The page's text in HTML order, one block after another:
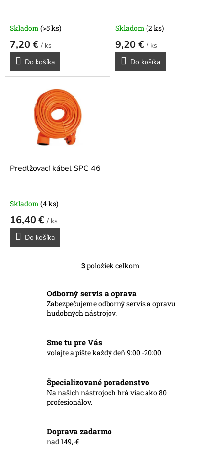
Skladom (>5 ks)
7,20 € / ks
Do košíka
Skladom (2 ks)
9,20 € / ks
Do košíka
Predlžovací kábel SPC 46
Skladom (4 ks)
16,40 € / ks
Do košíka
O
á
d
a
p
k
y
i
s
3položiek celkom
Odborný servis a oprava
Zabezpečujeme odborný servis a opravu
hudobných nástrojov.
Sme tu pre Vás
volajte a píšte každý deň 9:00 -20:00
Špecializované poradenstvo
Na našich nástrojoch hrá viac ako 80
profesionálov.
Doprava zadarmo
nad 149,-€